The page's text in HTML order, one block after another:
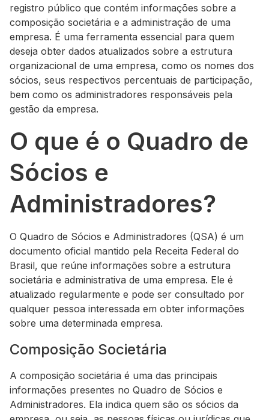
registro público que contém informações sobre a
composição societária e a administração de uma
empresa. É uma ferramenta essencial para quem
deseja obter dados atualizados sobre a estrutura
organizacional de uma empresa, como os nomes dos
sócios, seus respectivos percentuais de participação,
bem como os administradores responsáveis pela
gestão da empresa.
O que é o Quadro de
Sócios e
Administradores?
O Quadro de Sócios e Administradores (QSA) é um
documento oficial mantido pela Receita Federal do
Brasil, que reúne informações sobre a estrutura
societária e administrativa de uma empresa. Ele é
atualizado regularmente e pode ser consultado por
qualquer pessoa interessada em obter informações
sobre uma determinada empresa.
Composição Societária
A composição societária é uma das principais
informações presentes no Quadro de Sócios e
Administradores. Ela indica quem são os sócios da